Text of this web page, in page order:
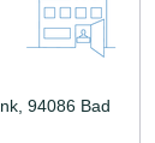
94086 Bad